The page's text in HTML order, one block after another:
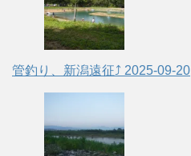
管釣り、新潟遠征⤴ 2025-09-20